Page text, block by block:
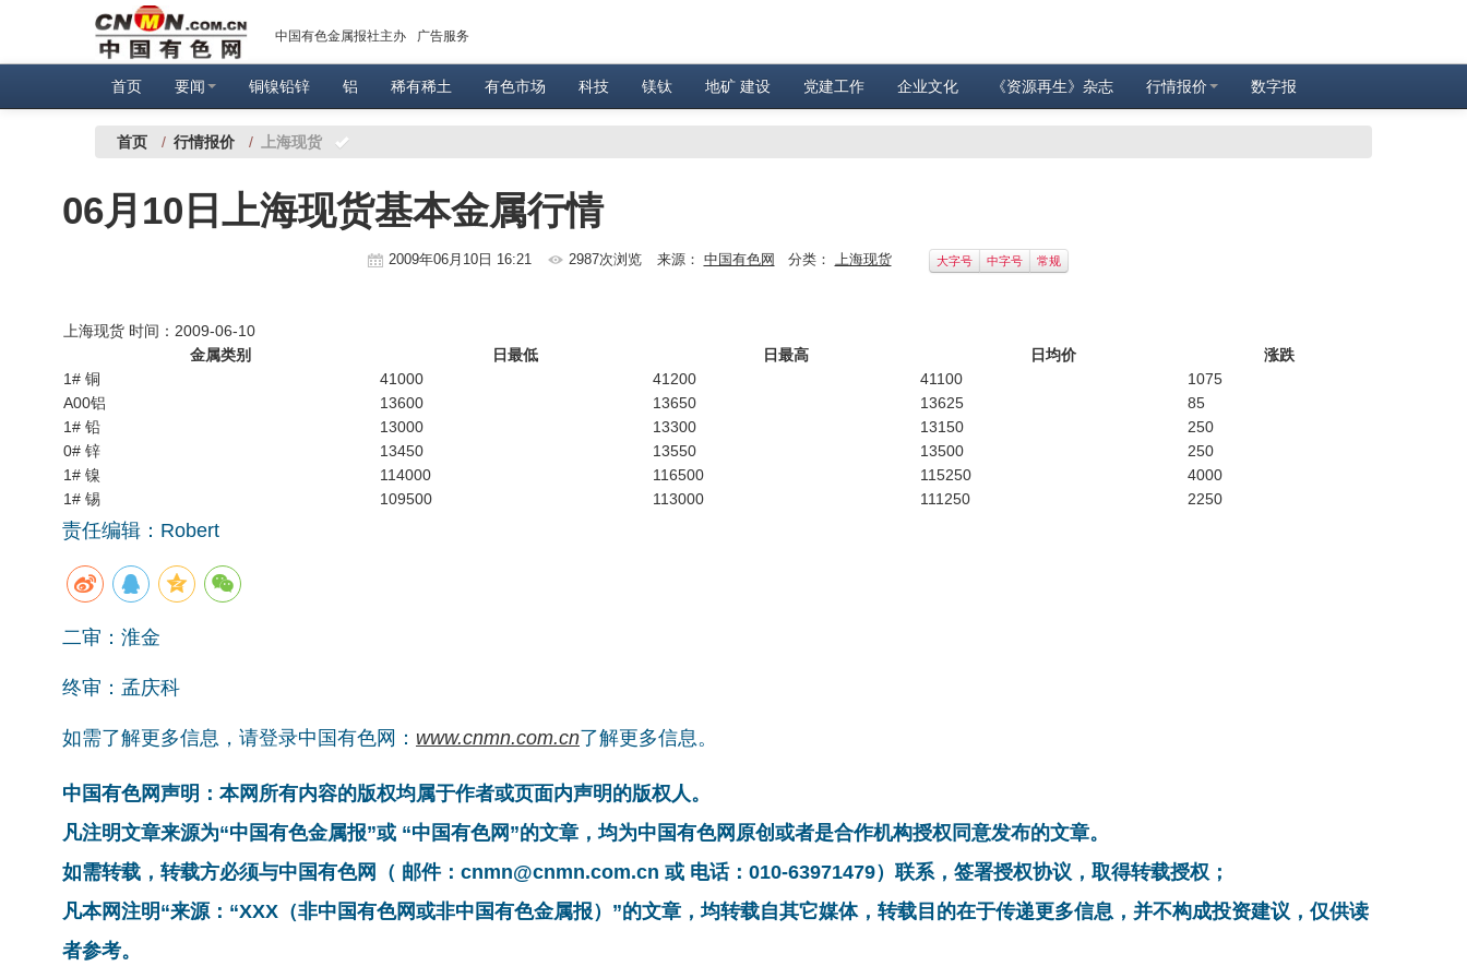
中国有色金属报社主办 广告服务
首页 要闻 铜镍铅锌 铝 稀有稀土 有色市场 科技 镁钛 地矿 建设 党建工作 企业文化 《资源再生》杂志 行情报价 数字报
首页 / 行情报价 / 上海现货
06月10日上海现货基本金属行情
2009年06月10日 16:21 2987次浏览 来源： 中国有色网 分类： 上海现货 大字号 中字号 常规
上海现货 时间：2009-06-10
金属类别
日最低 日最高 日均价
涨跌
1# 铜
41000 41200 41100
1075
A00铝
13600 13650 13625
85
1# 铅
13000 13300 13150
250
0# 锌
13450 13550 13500
250
1# 镍
114000 116500 115250
4000
1# 锡
109500 113000 111250 2250
责任编辑：Robert
二审：淮金
终审：孟庆科
如需了解更多信息，请登录中国有色网： www.cnmn.com.cn了解更多信息。
中国有色网声明：本网所有内容的版权均属于作者或页面内声明的版权人。
凡注明文章来源为“中国有色金属报”或 “中国有色网”的文章，均为中国有色网原创或者是合作机构授权同意发布的文章。
如需转载，转载方必须与中国有色网（ 邮件：cnmn@cnmn.com.cn 或 电话：010-63971479）联系，签署授权协议，取得转载授权；
凡本网注明“来源：“XXX（非中国有色网或非中国有色金属报）”的文章，均转载自其它媒体，转载目的在于传递更多信息，并不构成投资建议，仅供读
者参考。